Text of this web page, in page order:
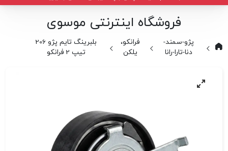
فروشگاه اینترنتی موسوی
پژو-سمند-
دنا-تارا-رانا
فرانکو،
یلکن
بلبرینگ تایم پژو 206
تیپ 2 فرانکو